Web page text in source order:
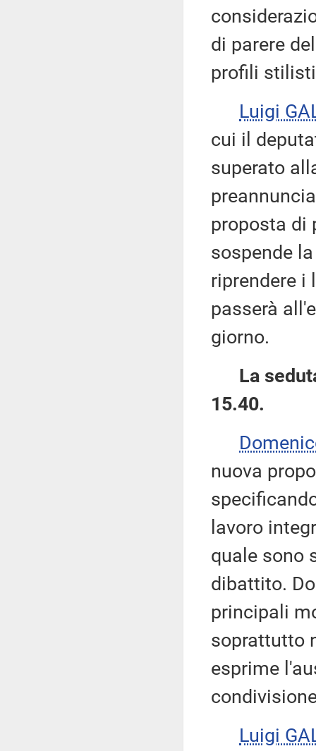
di parere
profili
Luigi
cui il
superato
proposta di
sospende
riprendere i
passerà
giorno.
La
15.40.
nuova
lavoro
quale sono
dibattito.
principali
soprattutto
esprime
Luigi